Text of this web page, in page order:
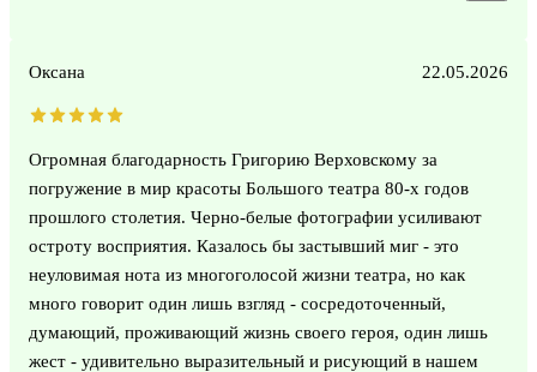
Оксана 22.05.2026
Огромная благодарность Григорию Верховскому за
погружение в мир красоты Большого театра 80-х годов
прошлого столетия. Черно-белые фотографии усиливают
остроту восприятия. Казалось бы застывший миг - это
неуловимая нота из многоголосой жизни театра, но как
много говорит один лишь взгляд - сосредоточенный,
думающий, проживающий жизнь своего героя, один лишь
жест - удивительно выразительный и рисующий в нашем